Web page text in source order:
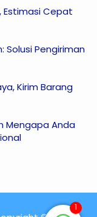
Estimasi Cepat
Solusi Pengiriman
Kirim Barang
Mengapa Anda
1